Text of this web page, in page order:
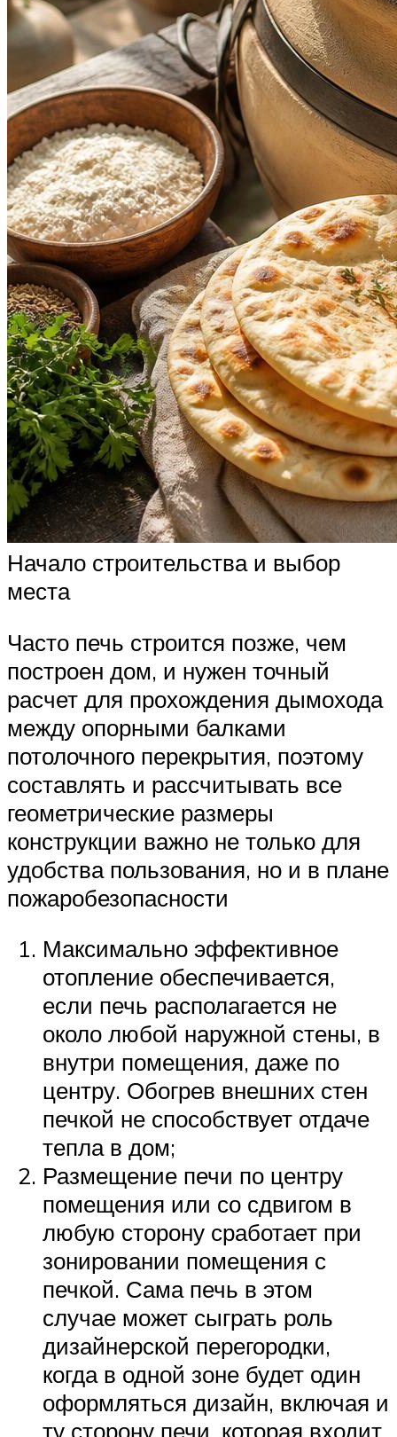
Начало строительства и выбор
места
Часто печь строится позже, чем
построен дом, и нужен точный
расчет для прохождения дымохода
между опорными балками
потолочного перекрытия, поэтому
составлять и рассчитывать все
геометрические размеры
конструкции важно не только для
удобства пользования, но и в плане
пожаробезопасности
Максимально эффективное
отопление обеспечивается,
если печь располагается не
около любой наружной стены, в
внутри помещения, даже по
центру. Обогрев внешних стен
печкой не способствует отдаче
тепла в дом;
Размещение печи по центру
помещения или со сдвигом в
любую сторону сработает при
зонировании помещения с
печкой. Сама печь в этом
случае может сыграть роль
дизайнерской перегородки,
когда в одной зоне будет один
оформляться дизайн, включая и
ту сторону печи, которая входит